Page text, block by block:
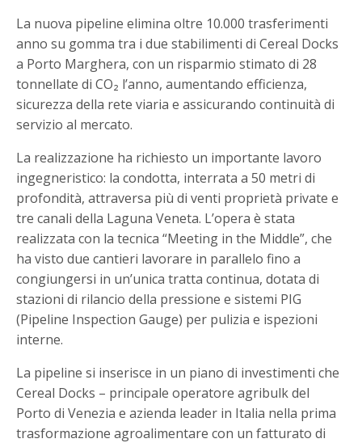
La nuova pipeline elimina oltre 10.000 trasferimenti
anno su gomma tra i due stabilimenti di Cereal Docks
a Porto Marghera, con un risparmio stimato di 28
tonnellate di CO₂ l’anno, aumentando efficienza,
sicurezza della rete viaria e assicurando continuità di
servizio al mercato.
La realizzazione ha richiesto un importante lavoro
ingegneristico: la condotta, interrata a 50 metri di
profondità, attraversa più di venti proprietà private e
tre canali della Laguna Veneta. L’opera è stata
realizzata con la tecnica “Meeting in the Middle”, che
ha visto due cantieri lavorare in parallelo fino a
congiungersi in un’unica tratta continua, dotata di
stazioni di rilancio della pressione e sistemi PIG
(Pipeline Inspection Gauge) per pulizia e ispezioni
interne.
La pipeline si inserisce in un piano di investimenti che
Cereal Docks – principale operatore agribulk del
Porto di Venezia e azienda leader in Italia nella prima
trasformazione agroalimentare con un fatturato di